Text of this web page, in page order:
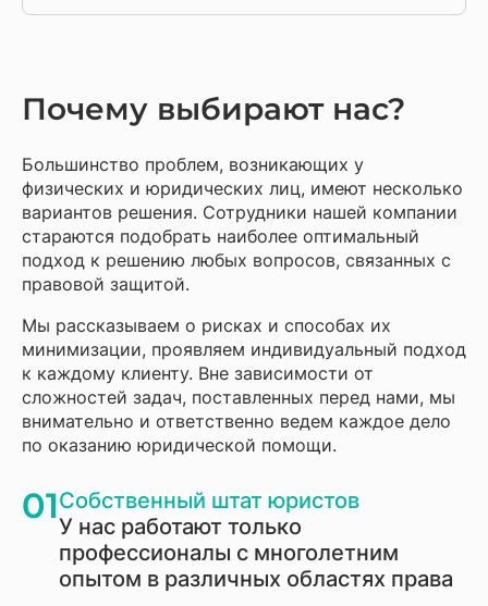
Почему выбирают нас?
Большинство проблем, возникающих у
физических и юридических лиц, имеют несколько
вариантов решения. Сотрудники нашей компании
стараются подобрать наиболее оптимальный
подход к решению любых вопросов, связанных с
правовой защитой.
Мы рассказываем о рисках и способах их
минимизации, проявляем индивидуальный подход
к каждому клиенту. Вне зависимости от
сложностей задач, поставленных перед нами, мы
внимательно и ответственно ведем каждое дело
по оказанию юридической помощи.
01Собственный штат юристов
У нас работают только
профессионалы с многолетним
опытом в различных областях права